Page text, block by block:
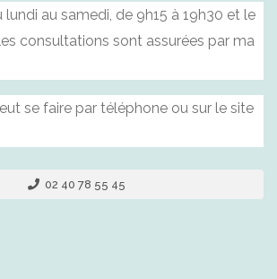
lundi au samedi, de 9h15 à 19h30 et le
consultations sont assurées par ma
se faire par téléphone ou sur le site
02 40 78 55 45